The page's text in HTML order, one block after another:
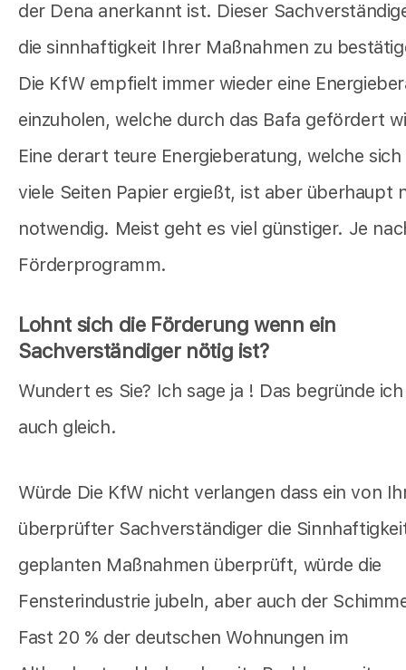
der Dena anerkannt ist. Dieser
die sinnhaftigkeit Ihrer Maßnahmen zu
Die KfW empfielt immer wieder eine
einzuholen, welche durch das Bafa gefördert
Eine derart teure Energieberatung, welche
viele Seiten Papier ergießt, ist aber überhaupt
notwendig. Meist geht es viel günstiger. Je
Förderprogramm.
Lohnt sich die Förderung wenn ein
Sachverständiger nötig ist?
Wundert es Sie? Ich sage ja ! Das begründe
auch gleich.
Würde Die KfW nicht verlangen dass ein von
überprüfter Sachverständiger die
geplanten Maßnahmen überprüft, würde die
Fensterindustrie jubeln, aber auch der
Fast 20 % der deutschen Wohnungen im